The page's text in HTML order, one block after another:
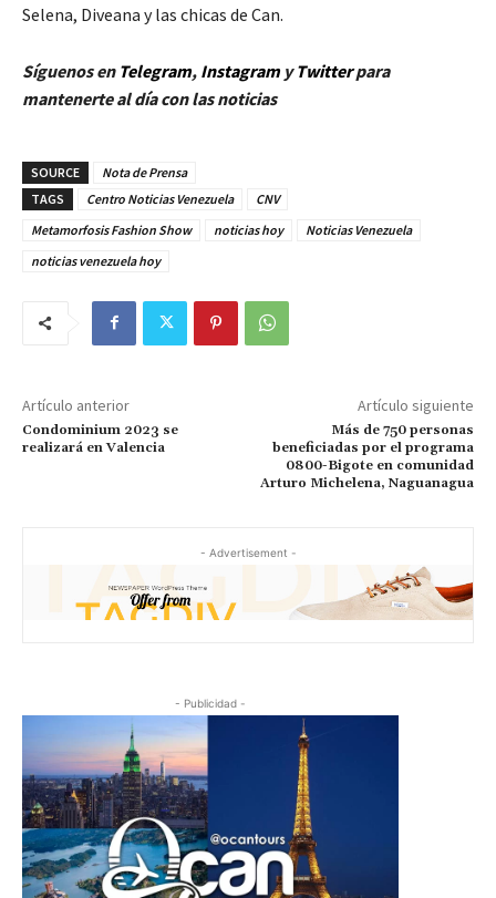
Selena, Diveana y las chicas de Can.
Síguenos en Telegram, InstagramyTwitterpara
mantenerte al día con las noticias
SOURCE
Nota de Prensa
TAGS
Centro Noticias Venezuela
CNV
Metamorfosis Fashion Show
noticias hoy
Noticias Venezuela
noticias venezuela hoy
Artículo anterior
Condominium 2023 se
realizará en Valencia
Artículo siguiente
Más de 750 personas
beneficiadas por el programa
0800-Bigote en comunidad
Arturo Michelena, Naguanagua
- Advertisement -
- Publicidad -